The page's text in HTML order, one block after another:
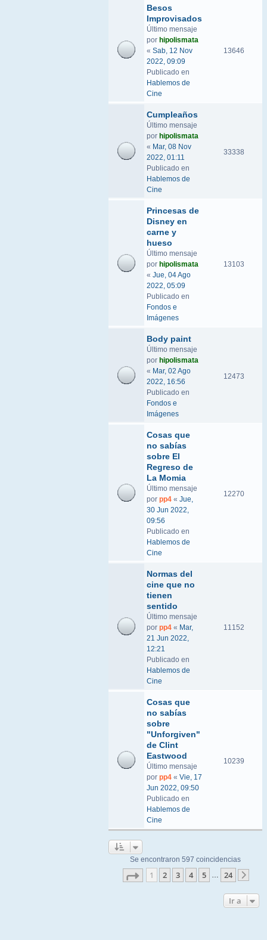
Besos
Improvisados
Último mensaje
por hipolismata
« Sab, 12 Nov
2022, 09:09
Publicado en
Hablemos de
Cine
13646
Cumpleaños
Último mensaje
por hipolismata
« Mar, 08 Nov
2022, 01:11
Publicado en
Hablemos de
Cine
33338
Princesas de
Disney en
carne y
hueso
Último mensaje
por hipolismata
« Jue, 04 Ago
2022, 05:09
Publicado en
Fondos e
Imágenes
13103
Body paint
Último mensaje
por hipolismata
« Mar, 02 Ago
2022, 16:56
Publicado en
Fondos e
Imágenes
12473
Cosas que
no sabías
sobre El
Regreso de
La Momia
Último mensaje
por pp4 « Jue,
30 Jun 2022,
09:56
Publicado en
Hablemos de
Cine
12270
Normas del
cine que no
tienen
sentido
Último mensaje
por pp4 « Mar,
21 Jun 2022,
12:21
Publicado en
Hablemos de
Cine
11152
Cosas que
no sabías
sobre
"Unforgiven"
de Clint
Eastwood
Último mensaje
por pp4 « Vie, 17
Jun 2022, 09:50
Publicado en
Hablemos de
Cine
10239
Se encontraron 597 coincidencias
Página de 24
1 2 3 4 5 … 24
Ir a